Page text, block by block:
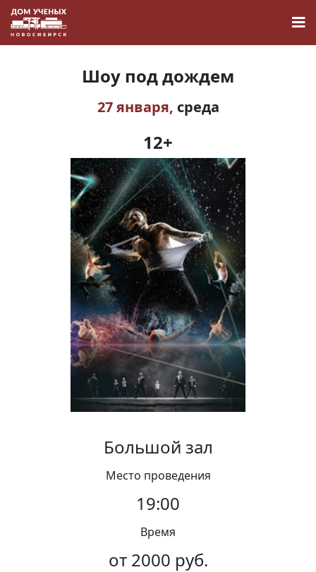
Наука
О Доме учёных
Виртуальный тур
Контакты
Вакансии
Шоу под дождем
27 января, среда
12+
Большой зал
Место проведения
19:00
Время
от 2000 руб.